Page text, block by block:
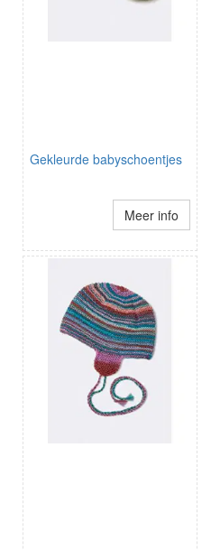
Gekleurde babyschoentjes
Meer info